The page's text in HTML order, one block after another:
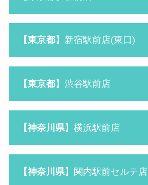
【東京都】新宿駅前店(東口)
【東京都】渋谷駅前店
【神奈川県】横浜駅前店
【神奈川県】関内駅前セルテ店